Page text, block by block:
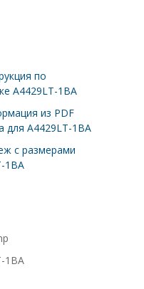
по
A4429LT-1BA
из PDF
для A4429LT-1BA
с размерами
1BA
1BA